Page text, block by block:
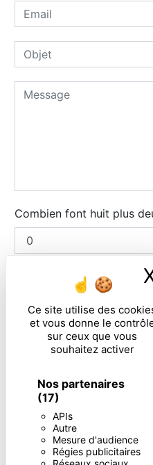
Ce site utilise des
et vous donne le
sur ceux que vous
souhaitez activer
Nos partenaires
(17)
APIs
Autre
Mesure d'audience
Régies publicitaires
Combien font huit plus
En cochant cette
particulières ci-dessous
** Les données personnelles
de vous contacter et sont
Elles sont destinées à et ses
répondre à votre message. Les
communiquées aux seuls
droits d’accès, de rectification,
limitation, d’opposition, de retrait
moment et du droit d’introduire
de contrôle, ainsi que